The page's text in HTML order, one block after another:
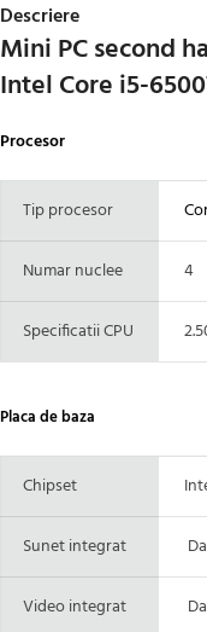
Descriere
Mini PC second
Intel Core i5-
Procesor
Tip procesor
Numar nuclee 4
Specificatii CPU
Placa de baza
Chipset
Sunet integrat Da
Video integrat Da